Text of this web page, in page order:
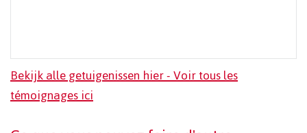
Bekijk alle getuigenissen hier - Voir tous les
témoignages ici